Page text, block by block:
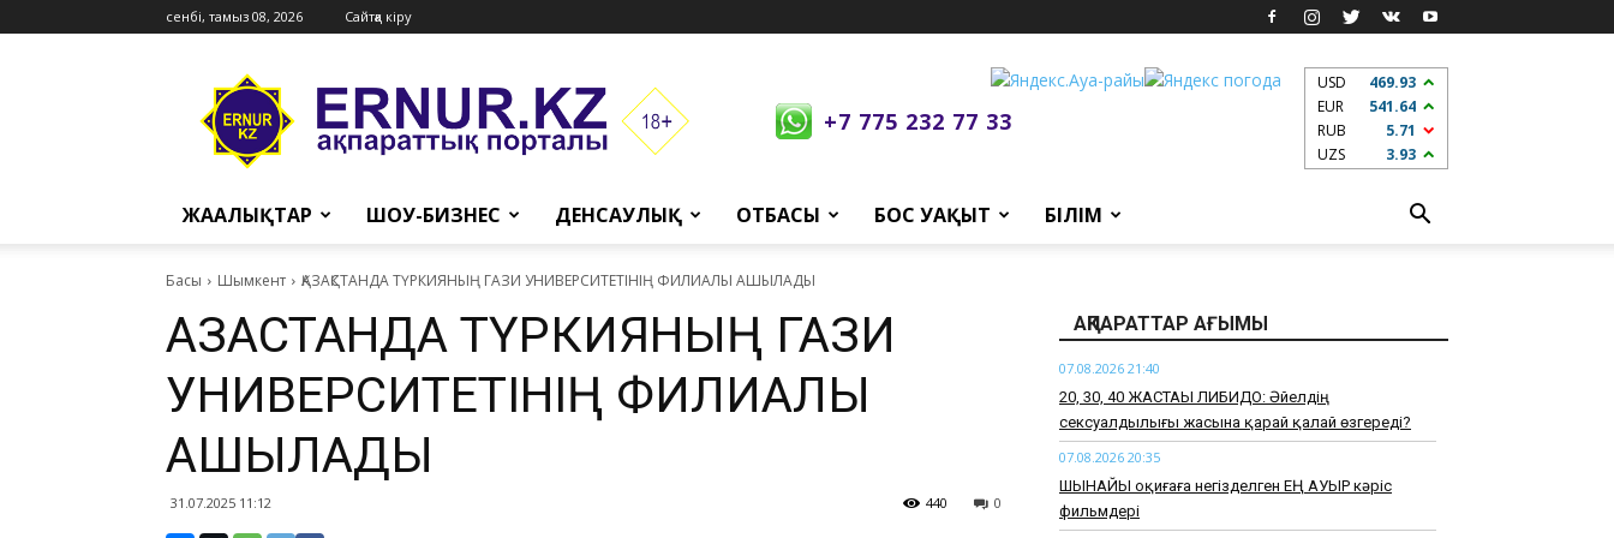
сенбі, тамыз 08, 2026 Сайтқа кіру
Ernur
Press
+7 775 232 77 33
USD
469.93
EUR
541.64
RUB
5.71
UZS
3.93
ЖАҢАЛЫҚТАР ШОУ-БИЗНЕС ДЕНСАУЛЫҚ ОТБАСЫ БОС УАҚЫТ БІЛІМ
Басы Шымкент ҚАЗАҚСТАНДА ТҮРКИЯНЫҢ ГАЗИ УНИВЕРСИТЕТІНІҢ ФИЛИАЛЫ АШЫЛАДЫ
ҚАЗАҚСТАНДА ТҮРКИЯНЫҢ ГАЗИ
УНИВЕРСИТЕТІНІҢ ФИЛИАЛЫ
АШЫЛАДЫ
31.07.2025 11:12 0
440
АҚПАРАТТАР АҒЫМЫ
07.08.2026 21:40
​20, 30, 40 ЖАСТАҒЫ ЛИБИДО: Әйелдің
сексуалдылығы жасына қарай қалай өзгереді?
07.08.2026 20:35
​ШЫНАЙЫ оқиғаға негізделген ЕҢ АУЫР кәріс
фильмдері